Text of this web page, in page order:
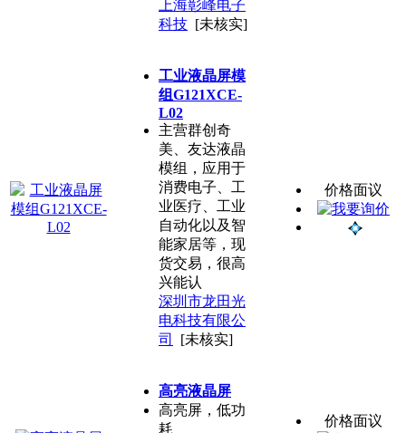
上海彰峰电子
科技 [未核实]
工业液晶屏模
组G121XCE-
L02
主营群创奇
美、友达液晶
模组，应用于
消费电子、工
业医疗、工业
自动化以及智
能家居等，现
货交易，很高
兴能认
深圳市龙田光
电科技有限公
司
[未核实]
价格面议
高亮液晶屏
高亮屏，低功
耗
价格面议